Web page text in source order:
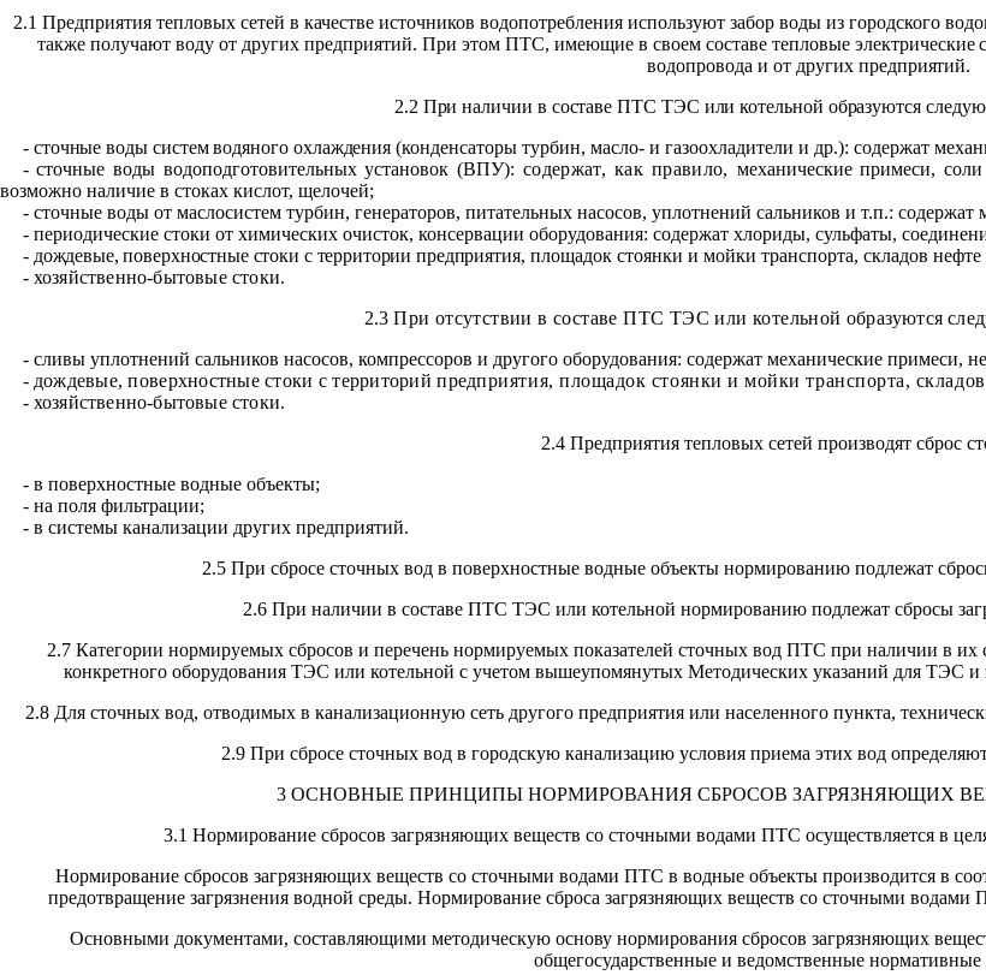
2.1 Предприятия тепловых сетей в качестве источников водопотребления используют забор воды из городского во
также получают воду от других предприятий. При этом ПТС, имеющие в своем составе тепловые
водопровода и от других предприятий.
2.2 При наличии в составе ПТС ТЭС или котельной образуются
- сточные воды систем водяного охлаждения (конденсаторы турбин, масло- и газоохладители и др.): содержат ме
-сточные воды водоподготовительных установок (ВПУ): содержат, как правило, механические примеси,
возможно наличие в стоках кислот, щелочей;
- сточные воды от маслосистем турбин, генераторов, питательных насосов, уплотнений сальников и т.п.: содержат
- периодические стоки от химических очисток, консервации оборудования: содержат хлориды, сульфаты, соедине
- дождевые, поверхностные стоки с территории предприятия, площадок стоянки и мойки транспорта, складов нефте
- хозяйственно-бытовые стоки.
2.3При отсутствии в составе ПТС ТЭС или котельнойобразуются
- сливы уплотнений сальников насосов, компрессоров и другого оборудования: содержат механические примеси,
- дождевые, поверхностные стоки с территорий предприятия, площадок стоянки и мойки транспорта,
- хозяйственно-бытовые стоки.
2.4 Предприятия тепловых сетей производят сброс
- в поверхностные водные объекты;
- на поля фильтрации;
- в системы канализации других предприятий.
2.5 При сбросе сточных вод в поверхностные водные объекты нормированию подлежат
2.6 При наличии в составе ПТС ТЭС или котельной нормированию подлежат сбросы
2.7 Категории нормируемых сбросов и перечень нормируемых показателей сточных вод ПТС при наличии в их
конкретного оборудования ТЭС или котельной с учетом вышеупомянутых Методических указаний для ТЭС
2.8 Для сточных вод, отводимых в канализационную сеть другого предприятия или населенного пункта, тех
2.9 При сбросе сточных вод в городскую канализацию условия приема этих вод
3 ОСНОВНЫЕ ПРИНЦИПЫ НОРМИРОВАНИЯ СБРОСОВ ЗАГРЯЗНЯЮЩИХ
3.1 Нормирование сбросов загрязняющих веществ со сточными водами ПТС осуществляется в
Нормирование сбросов загрязняющих веществ со сточными водами ПТС в водные объекты производится в
предотвращение загрязнения водной среды. Нормирование сброса загрязняющих веществ со сточными водами
Основными документами, составляющими методическую основу нормирования сбросов загрязняющих
общегосударственные и ведомственные